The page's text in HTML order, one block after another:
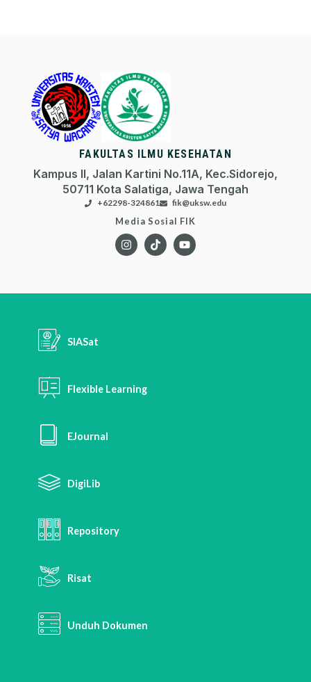
FAKULTAS ILMU KESEHATAN
Kampus II, Jalan Kartini No.11A, Kec.Sidorejo,
50711 Kota Salatiga, Jawa Tengah
+62298-324861 fik@uksw.edu
Media Sosial FIK
SIASat
Flexible Learning
EJournal
DigiLib
Repository
Risat
Unduh Dokumen